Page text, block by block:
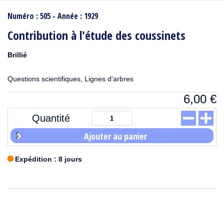
Numéro : 505 - Année : 1929
Contribution à l'étude des coussinets
Brillié
Questions scientifiques, Lignes d'arbres
6,00 €
Quantité
Ajouter au panier
Expédition : 8 jours